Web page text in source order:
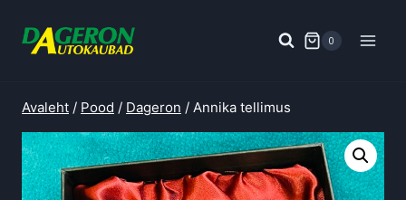
0
Avaleht / Pood / Dageron / Annika tellimus